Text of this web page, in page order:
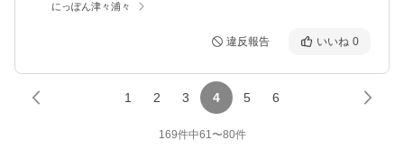
にっぽん津々浦々
違反報告 いいね 0
1 2 3 4 5 6
169件中61〜80件